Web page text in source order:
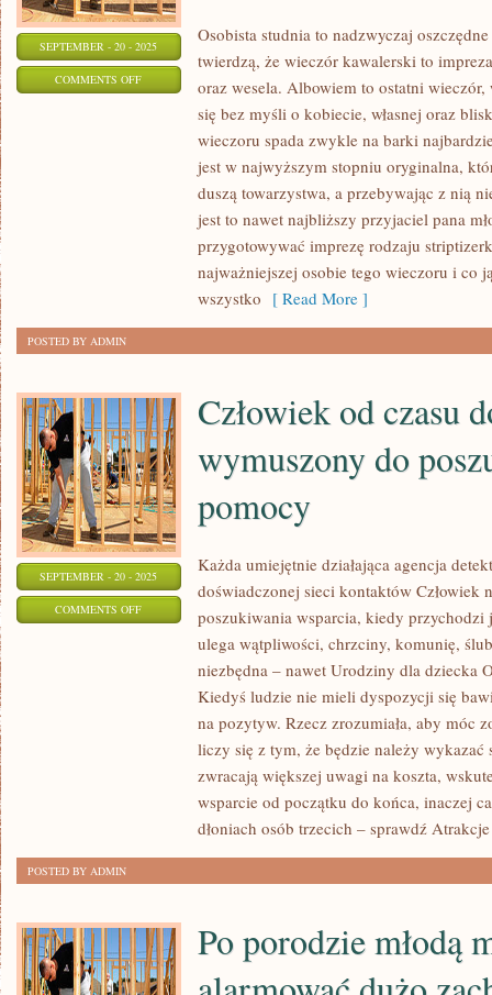
SEPTEMBER - 20 - 2025
COMMENTS OFFON
JEDYNIE
W
PUBLICZNYCH
Osobista studnia to nadzwyczaj
twierdzą, że wieczór kawalerski to
oraz wesela. Albowiem to ostatni
się bez myśli o kobiecie, własnej oraz
wieczoru spada zwykle na barki
jest w najwyższym stopniu oryginalna,
duszą towarzystwa, a przebywając z nią
jest to nawet najbliższy przyjaciel pana
przygotowywać imprezę rodzaju
najważniejszej osobie tego wieczoru i co
wszystko [ Read More ]
POSTED BY ADMIN
SEPTEMBER - 20 - 2025
COMMENTS OFFON
WYMUSZONY
POSZUKIWANIA
POMOCY
Człowiek od czasu
wymuszony do
pomocy
Każda umiejętnie działająca agencja
doświadczonej sieci kontaktów Człowiek
poszukiwania wsparcia, kiedy przychodzi
ulega wątpliwości, chrzciny, komunię,
niezbędna – nawet Urodziny dla dziecka
Kiedyś ludzie nie mieli dyspozycji się
na pozytyw. Rzecz zrozumiała, aby móc
liczy się z tym, że będzie należy
zwracają większej uwagi na koszta,
wsparcie od początku do końca, inaczej
dłoniach osób trzecich – sprawdź Atrakcje
POSTED BY ADMIN
Po porodzie młodą